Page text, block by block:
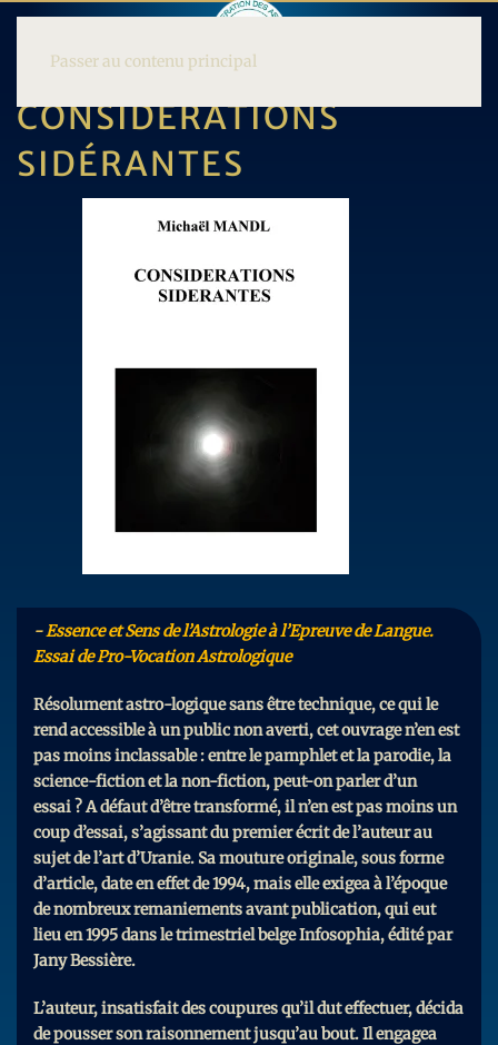
Passer au contenu principal
CONSIDÉRATIONS
SIDÉRANTES
Essence et Sens de l’Astrologie à l’Epreuve de Langue.
Essai de Pro-Vocation Astrologique
Résolument astro-logique sans être technique, ce qui le
rend accessible à un public non averti, cet ouvrage n’en est
pas moins inclassable : entre le pamphlet et la parodie, la
science-fiction et la non-fiction, peut-on parler d’un
essai ? A défaut d’être transformé, il n’en est pas moins un
coup d’essai, s’agissant du premier écrit de l’auteur au
sujet de l’art d’Uranie. Sa mouture originale, sous forme
d’article, date en effet de 1994, mais elle exigea à l’époque
de nombreux remaniements avant publication, qui eut
lieu en 1995 dans le trimestriel belge Infosophia, édité par
Jany Bessière.
L’auteur, insatisfait des coupures qu’il dut effectuer, décida
de pousser son raisonnement jusqu’au bout. Il engagea